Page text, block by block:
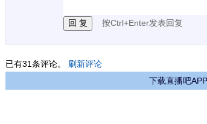
按Ctrl+Enter发表回复
已有31条评论。 刷新评论
下载直播吧